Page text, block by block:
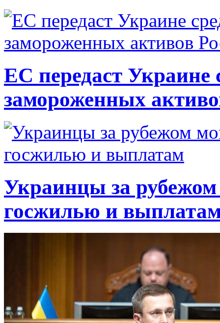
ЕС передаст Украине
замороженных
Украинцы за рубежом
госжилью и